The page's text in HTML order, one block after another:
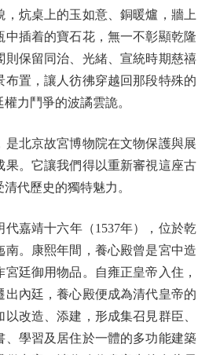
，炕桌上的玉如意、銅暖爐，牆上
中插着的寶石花，無一不彰顯乾隆
則保留同治、光緒、宣統時期慈禧
布置，讓人彷彿穿越回那段特殊的
力鬥爭的波譎雲詭。
北京故宮博物院在文物保護與展
果。它讓我們得以重新審視這座古
代歷史的獨特魅力。
嘉靖十六年（1537年），位於乾
南。康熙年間，養心殿曾是宮中造
廷御用物品。自雍正皇帝入住，
出內廷，養心殿便成為清代皇帝的
改造、添建，形成集召見群臣、
、學習及居住於一體的多功能建築